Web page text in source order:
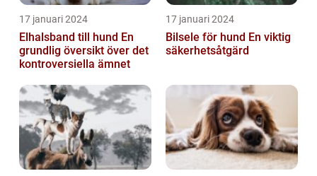
17 januari 2024
Elhalsband till hund En
grundlig översikt över det
kontroversiella ämnet
17 januari 2024
Bilsele för hund En viktig
säkerhetsåtgärd